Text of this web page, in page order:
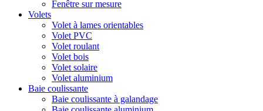
Fenêtre sur mesure
Volets
Volet à lames orientables
Volet PVC
Volet roulant
Volet bois
Volet solaire
Volet aluminium
Baie coulissante
Baie coulissante à galandage